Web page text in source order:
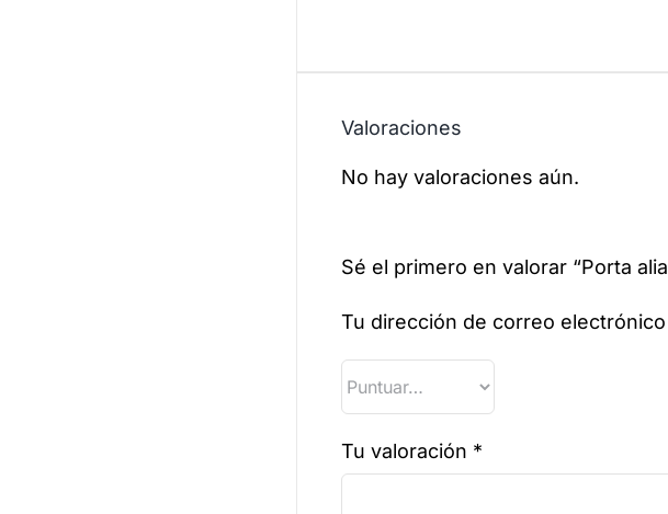
Valoraciones
No hay valoraciones aún.
Sé el primero en valorar “Porta
Tu dirección de correo
Tu valoración *